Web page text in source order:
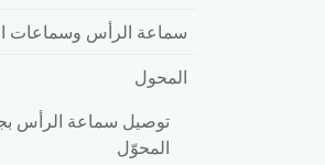
سماعة الرأس وسماعات
المحول
توصيل سماعة الرأس
المحوّل